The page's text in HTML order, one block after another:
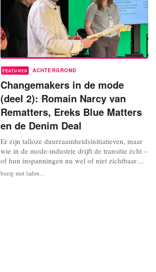
FEATURED ACHTERGROND
Changemakers in de mode
(deel 2): Romain Narcy van
Rematters, Ereks Blue Matters
en de Denim Deal
Er zijn talloze duurzaamheidsinitiatieven, maar
wie in de mode-industrie drijft de transitie écht –
of hun inspanningen nu wel of niet zichtbaar
zijn voor het grote publiek? We interviewen
changemakers, consultants,
bezig met laden...